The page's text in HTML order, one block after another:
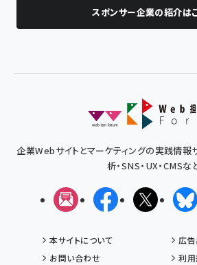
スポンサー企業の紹介は
企業Webサイトとマーケティングの実践情報
析・SNS・UX・CMSな
メルマガFacebookX(エック
本サイトについて
広告
お問い合わせ
利